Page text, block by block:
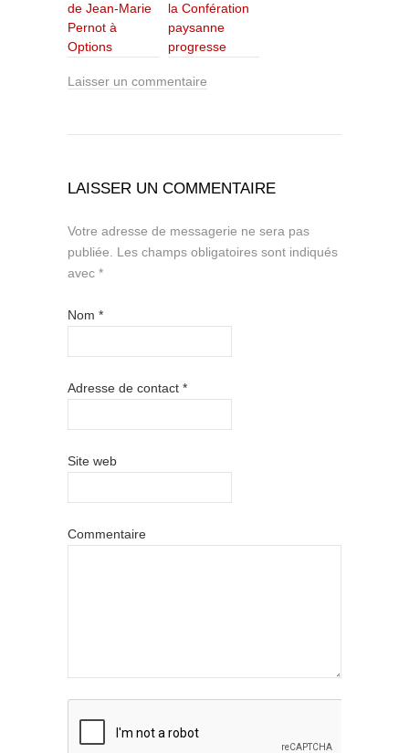
de Jean-Marie
Pernot à
Options
la Confération
paysanne
progresse
Laisser un commentaire
LAISSER UN COMMENTAIRE
Votre adresse de messagerie ne sera pas
publiée.
Les champs obligatoires sont indiqués
avec *
Nom *
Adresse de contact *
Site web
Commentaire